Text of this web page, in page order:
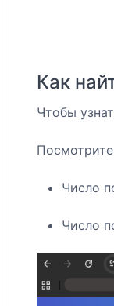
Как
Чтобы
Число
Число